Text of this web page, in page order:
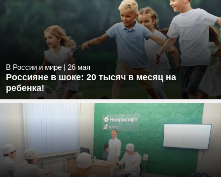
В России и мире | 26 мая
Россияне в шоке: 20 тысяч в месяц на
ребенка!